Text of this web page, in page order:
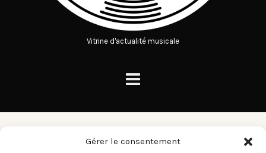
Gérer le consentement
Vitrine d'actualité musicale
Skull & Roses